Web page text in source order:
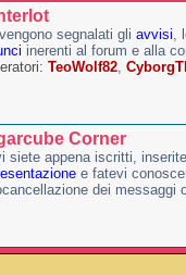
segnalati gli avvisi,
inerenti al forum e alla
TeoWolf82,
Corner
siete appena iscritti,
e fatevi
dei messaggi